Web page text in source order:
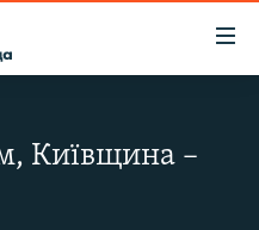
Київщина –